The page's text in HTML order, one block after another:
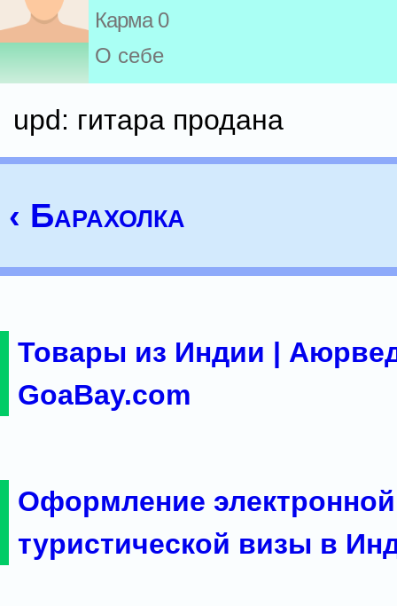
Карма 0
О себе
upd: гитара продана
‹ Барахолка
Товары из Индии |
GoaBay.com
Оформление электронной
туристической визы в